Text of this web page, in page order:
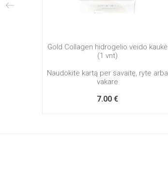
Gold Collagen hidrogelio veido kaukė
(1 vnt)
Naudokite kartą per savaitę, ryte arba
vakare
7.00 €